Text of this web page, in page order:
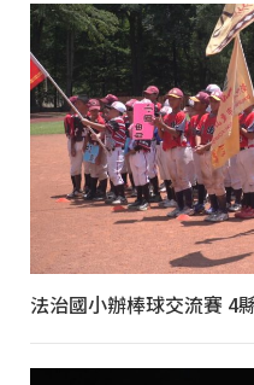
法治國小辦棒球交流賽 4